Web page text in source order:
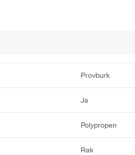
Provburk
Ja
Polypropen
Rak